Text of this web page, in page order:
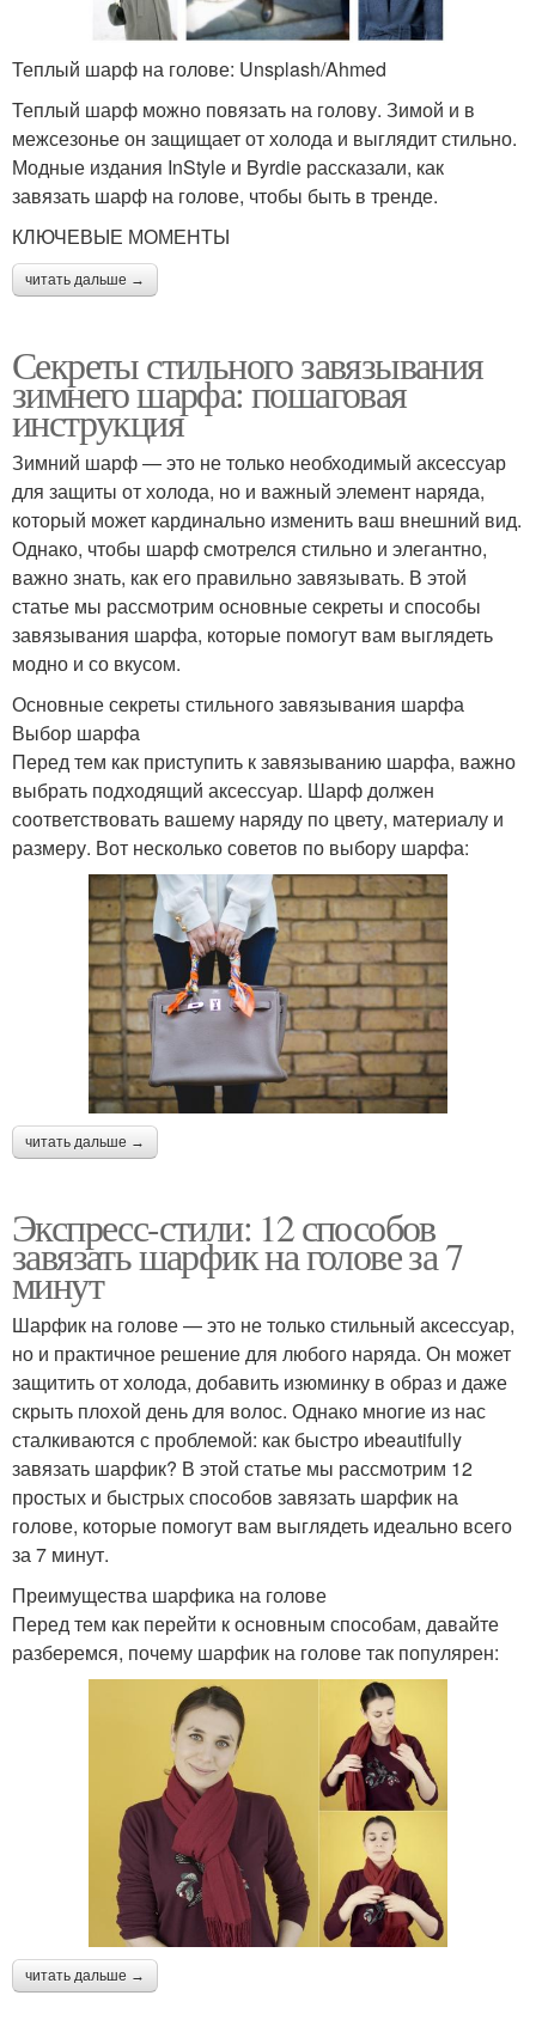
Теплый шарф на голове: Unsplash/Ahmed
Теплый шарф можно повязать на голову. Зимой и в
межсезонье он защищает от холода и выглядит стильно.
Модные издания InStyle и Byrdie рассказали, как
завязать шарф на голове, чтобы быть в тренде.
КЛЮЧЕВЫЕ МОМЕНТЫ
читать дальше →
Секреты стильного завязывания
зимнего шарфа: пошаговая
инструкция
Зимний шарф — это не только необходимый аксессуар
для защиты от холода, но и важный элемент наряда,
который может кардинально изменить ваш внешний вид.
Однако, чтобы шарф смотрелся стильно и элегантно,
важно знать, как его правильно завязывать. В этой
статье мы рассмотрим основные секреты и способы
завязывания шарфа, которые помогут вам выглядеть
модно и со вкусом.
Основные секреты стильного завязывания шарфа
Выбор шарфа
Перед тем как приступить к завязыванию шарфа, важно
выбрать подходящий аксессуар. Шарф должен
соответствовать вашему наряду по цвету, материалу и
размеру. Вот несколько советов по выбору шарфа:
читать дальше →
Экспресс-стили: 12 способов
завязать шарфик на голове за 7
минут
Шарфик на голове — это не только стильный аксессуар,
но и практичное решение для любого наряда. Он может
защитить от холода, добавить изюминку в образ и даже
скрыть плохой день для волос. Однако многие из нас
сталкиваются с проблемой: как быстро иbeautifully
завязать шарфик? В этой статье мы рассмотрим 12
простых и быстрых способов завязать шарфик на
голове, которые помогут вам выглядеть идеально всего
за 7 минут.
Преимущества шарфика на голове
Перед тем как перейти к основным способам, давайте
разберемся, почему шарфик на голове так популярен:
читать дальше →